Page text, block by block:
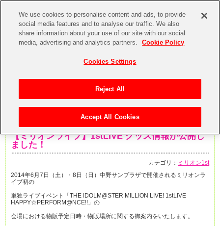
【ミリオンライブ】1stLIVE グッズ情報が公開し
ました！
カテゴリ： ミリオン1st
2014年6月7日（土）・8日（日）中野サンプラザで開催されるミリオンラ
イブ初の
単独ライブイベント「THE IDOLM@STER MILLION LIVE! 1stLIVE
HAPPY☆PERFORM@NCE!!」の
会場における物販予定日時・物販場所に関する御案内をいたします。
We use cookies to personalise content and ads, to provide
social media features and to analyse our traffic. We also
share information about your use of our site with our social
media, advertising and analytics partners.
Cookie Policy
Cookies Settings
Reject All
Accept All Cookies